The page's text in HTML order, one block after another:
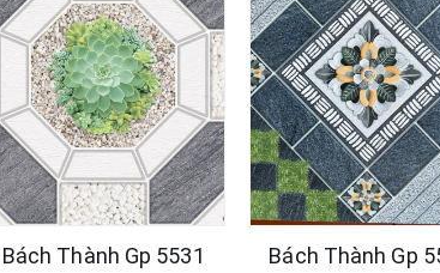
Bách Thành Gp 5531 Bách Thành Gp